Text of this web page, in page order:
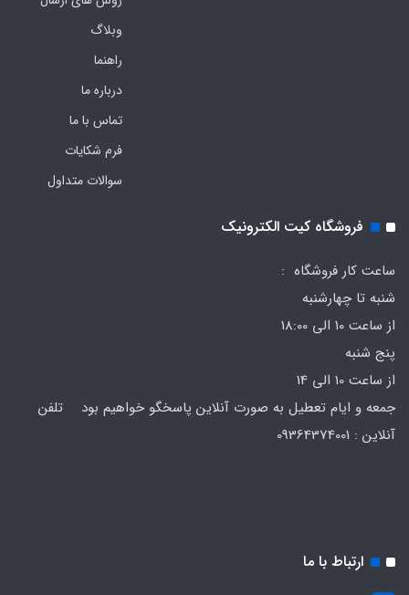
وبلاگ
راهنما
درباره ما
تماس با ما
فرم‌ شکایات
سوالات متداول
فروشگاه کیت الکترونیک
ساعت کار فروشگاه :
شنبه تا چهارشنبه
از ساعت 10 الی 18:00
پنج شنبه
از ساعت 10 الی 14
جمعه و ایام تعطیل به صورت آنلاین پاسخگو خواهیم بود تلفن
ارتباط با ما